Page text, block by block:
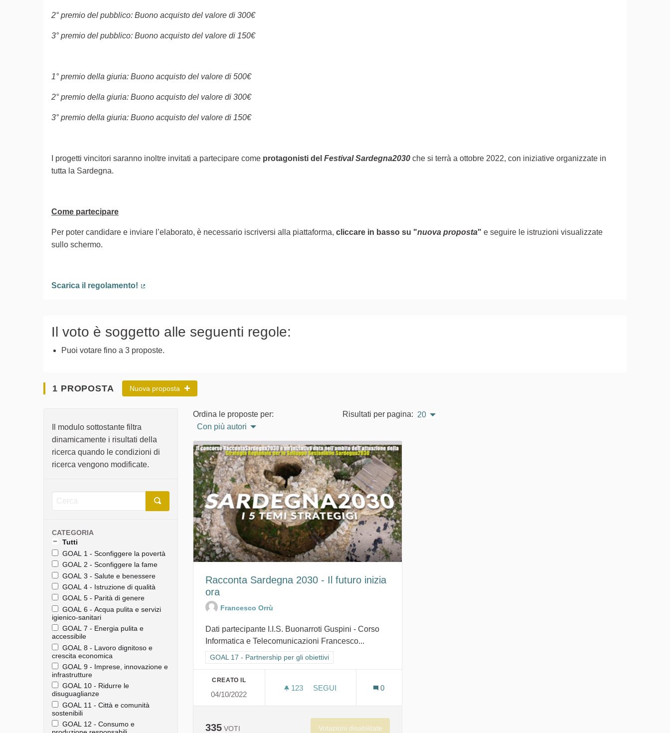
2° premio del pubblico: Buono acquisto del valore di 300€
3° premio del pubblico: Buono acquisto del valore di 150€
1° premio della giuria: Buono acquisto del valore di 500€
2° premio della giuria: Buono acquisto del valore di 300€
3° premio della giuria: Buono acquisto del valore di 150€
I progetti vincitori saranno inoltre invitati a partecipare come protagonisti del Festival Sardegna2030 che si terrà a ottobre 2022, con iniziative organizzate in
tutta la Sardegna.
Come partecipare
Per poter candidare e inviare l’elaborato, è necessario iscriversi alla piattaforma, cliccare in basso su "nuova proposta" e seguire le istruzioni visualizzate
sullo schermo.
Scarica il regolamento!
Il voto è soggetto alle seguenti regole:
Puoi votare fino a 3 proposte.
1 PROPOSTA Nuova proposta
Il modulo sottostante filtra
dinamicamente i risultati della
ricerca quando le condizioni di
ricerca vengono modificate.
CATEGORIA
Tutti
GOAL 1 - Sconfiggere la povertà
GOAL 2 - Sconfiggere la fame
GOAL 3 - Salute e benessere
GOAL 4 - Istruzione di qualità
GOAL 5 - Parità di genere
GOAL 6 - Acqua pulita e servizi
igienico-sanitari
GOAL 7 - Energia pulita e
accessibile
GOAL 8 - Lavoro dignitoso e
crescita economica
GOAL 9 - Imprese, innovazione e
infrastrutture
GOAL 10 - Ridurre le
disuguaglianze
GOAL 11 - Città e comunità
sostenibili
GOAL 12 - Consumo e
Ordina le proposte per:
Con più autori
Risultati per pagina: 20
Racconta Sardegna 2030 - Il futuro inizia
ora
Francesco Orrù
Dati partecipante I.I.S. Buonarroti Guspini - Corso
Informatica e Telecomunicazioni Francesco...
Filtra i risultati per categoria: GOAL 17 - Partnership per gli obiettivi
GOAL 17 - Partnership per gli obiettivi
CREATO IL
04/10/2022
123 123 SOSTENITORI
SEGUI
0
335 VOTI Votazioni disabilitate